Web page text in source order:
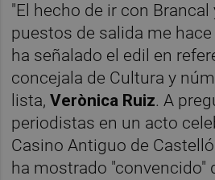
"El hecho de ir con Brancal
puestos de salida me
ha señalado el edil en
concejala de Cultura y
lista,Verònica Ruiz. A
periodistas en un acto
Casino Antiguo de
ha mostrado "convencido"